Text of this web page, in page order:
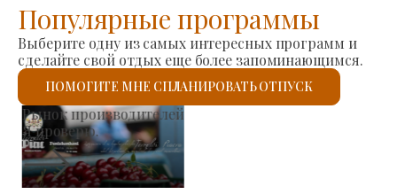
Популярные программы
Выберите одну из самых интересных программ и
сделайте свой отдых еще более запоминающимся.
ПОМОГИТЕ МНЕ СПЛАНИРОВАТЬ ОТПУСК
Римско-католическая церковь Святого Ласло
Я проверю.